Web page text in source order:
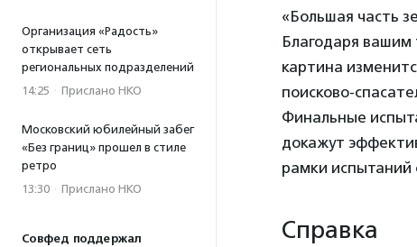
Организация «Радость»
открывает сеть
региональных подразделений
14:25 · Прислано НКО
Московский юбилейный забег
«Без границ» прошел в стиле
ретро
13:30 · Прислано НКО
Совфед поддержал
«Большая часть
Благодаря
картина
поисково-
Финальные
докажут
рамки испытаний
Справка